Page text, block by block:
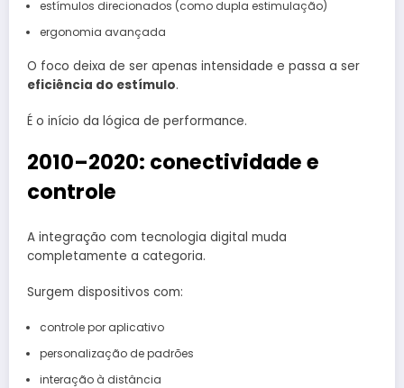
estímulos direcionados (como dupla estimulação)
ergonomia avançada
O foco deixa de ser apenas intensidade e passa a ser
eficiência do estímulo.
É o início da lógica de performance.
2010–2020: conectividade e
controle
A integração com tecnologia digital muda
completamente a categoria.
Surgem dispositivos com:
controle por aplicativo
personalização de padrões
interação à distância